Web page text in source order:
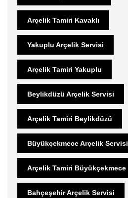
Arçelik Tamiri Kavaklı
Yakuplu Arçelik Servisi
Arçelik Tamiri Yakuplu
Beylikdüzü Arçelik Servisi
Arçelik Tamiri Beylikdüzü
Büyükçekmece Arçelik Servisi
Arçelik Tamiri Büyükçekmece
Bahçeşehir Arçelik Servisi